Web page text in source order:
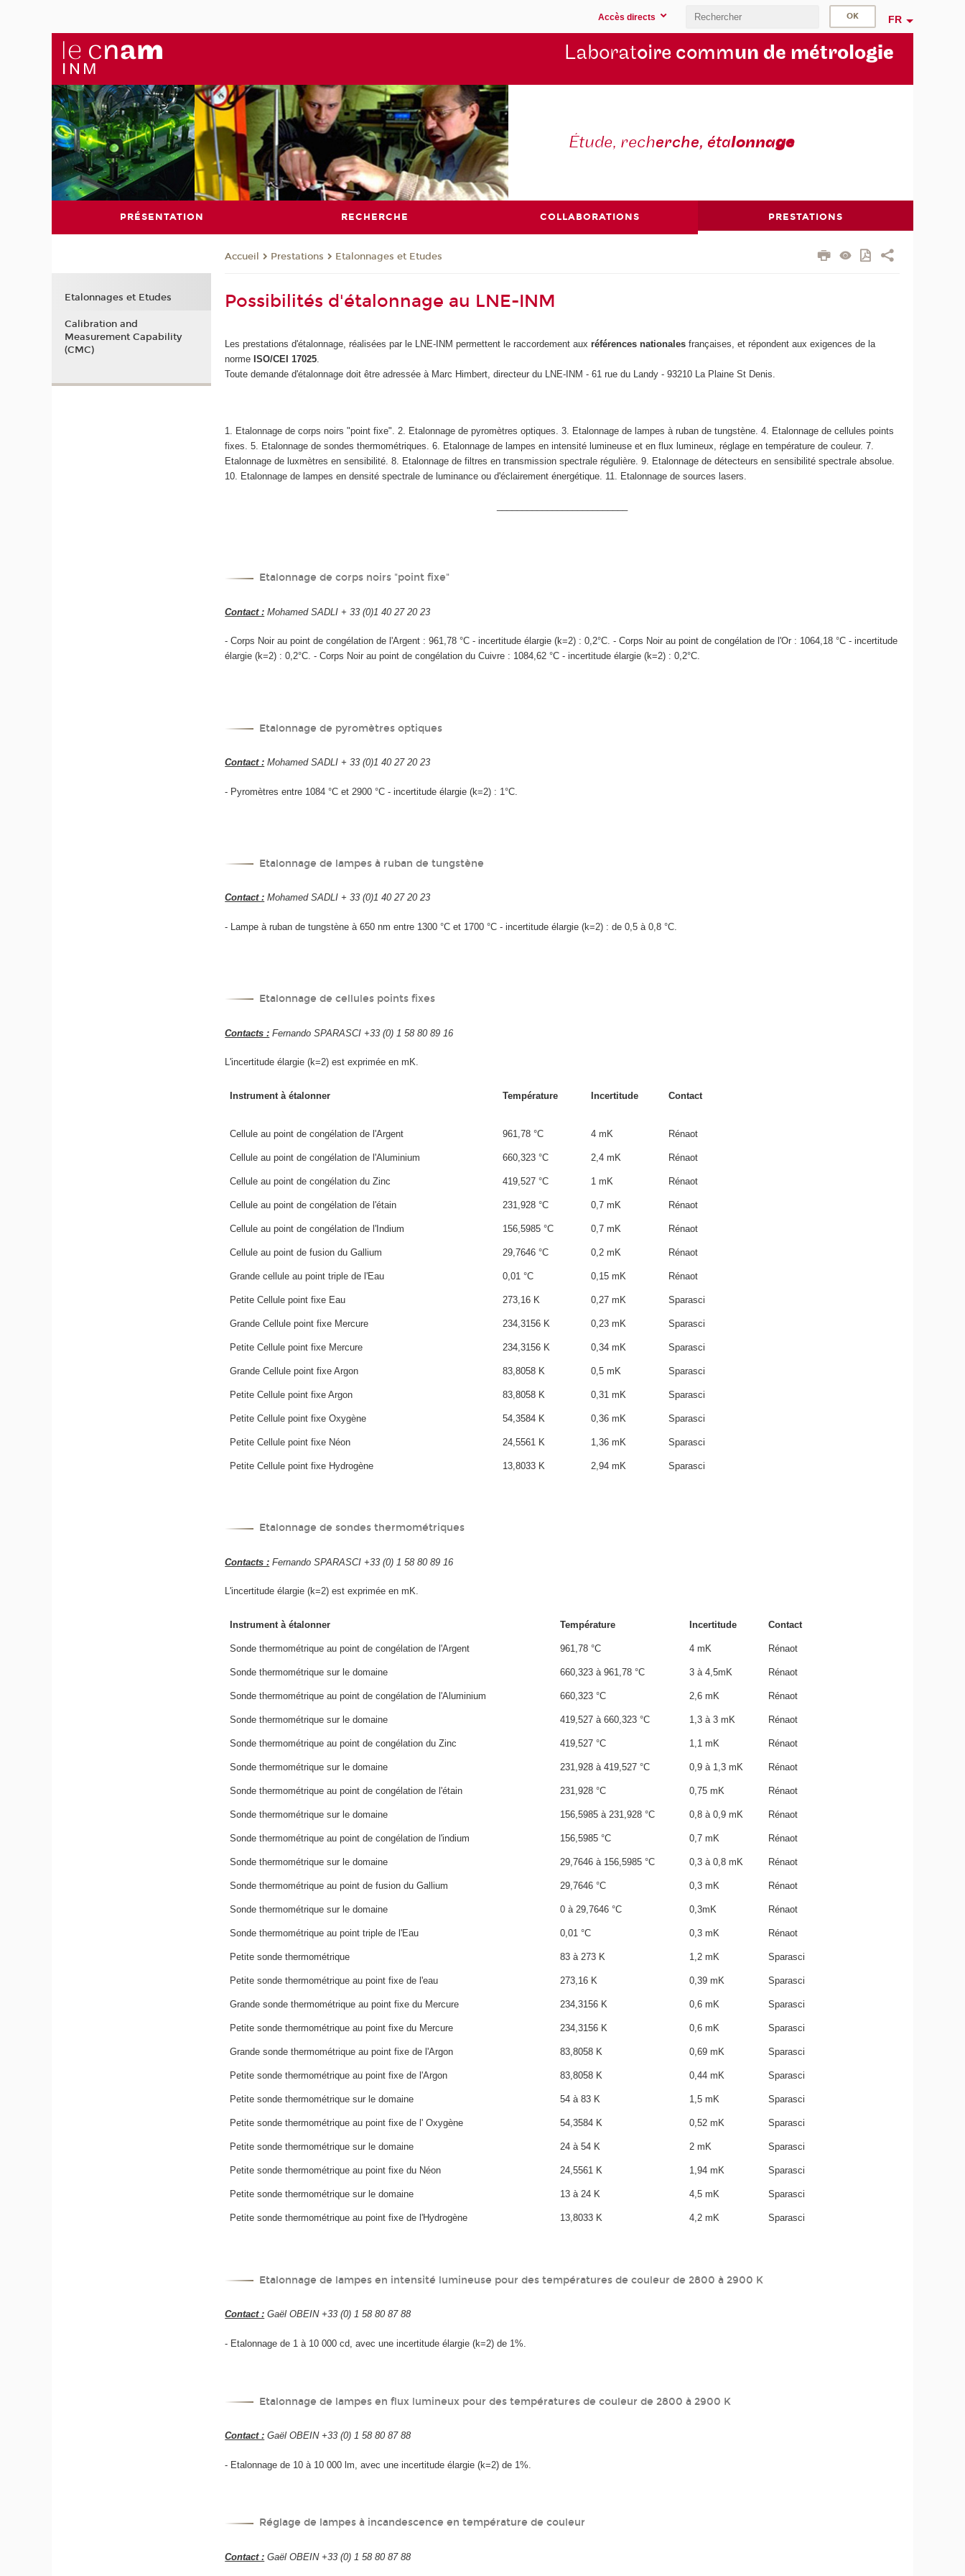
Accès directs FR
Laboratoire commun de métrologie
Étude, recherche, étalonnage
PRÉSENTATION RECHERCHE COLLABORATIONS PRESTATIONS
Accueil Prestations Etalonnages et Etudes
Possibilités d'étalonnage au LNE-INM
Les prestations d'étalonnage, réalisées par le LNE-INM permettent le raccordement auxréférences nationales françaises, et répondent aux exigences de la
norme ISO/CEI 17025
Toute demande d'étalonnage doit être adressée à Marc Himbert, directeur du LNE-INM - 61 rue du Landy - 93210 La Plaine St Denis.
1. Etalonnage de corps noirs "point fixe". 2. Etalonnage de pyromètres optiques. 3. Etalonnage de lampes à ruban de tungstène. 4. Etalonnage de cellules points
fixes. 5. Etalonnage de sondes thermométriques. 6. Etalonnage de lampes en intensité lumineuse et en flux lumineux, réglage en température de couleur. 7.
Etalonnage de luxmètres en sensibilité. 8. Etalonnage de filtres en transmission spectrale régulière. 9. Etalonnage de détecteurs en sensibilité spectrale absolue.
10. Etalonnage de lampes en densité spectrale de luminance ou d'éclairement énergétique. 11. Etalonnage de sources lasers.
Etalonnage de corps noirs "point fixe"
Contact : Mohamed SADLI + 33 (0)1 40 27 20 23
- Corps Noir au point de congélation de l'Argent : 961,78 °C - incertitude élargie (k=2) : 0,2°C. - Corps Noir au point de congélation de l'Or : 1064,18 °C - incertitude
élargie (k=2) : 0,2°C. - Corps Noir au point de congélation du Cuivre : 1084,62 °C - incertitude élargie (k=2) : 0,2°C.
Etalonnage de pyromètres optiques
Contact : Mohamed SADLI + 33 (0)1 40 27 20 23
- Pyromètres entre 1084 °C et 2900 °C - incertitude élargie (k=2) : 1°C.
Etalonnage de lampes à ruban de tungstène
Contact : Mohamed SADLI + 33 (0)1 40 27 20 23
- Lampe à ruban de tungstène à 650 nm entre 1300 °C et 1700 °C - incertitude élargie (k=2) : de 0,5 à 0,8 °C.
Etalonnage de cellules points fixes
Contacts : Fernando SPARASCI +33 (0) 1 58 80 89 16
L'incertitude élargie (k=2) est exprimée en mK.
Instrument à étalonner Température Incertitude Contact
Cellule au point de congélation de l'Argent 961,78 °C 4 mK Rénaot
Cellule au point de congélation de l'Aluminium 660,323 °C 2,4 mK Rénaot
Cellule au point de congélation du Zinc 419,527 °C 1 mK Rénaot
Cellule au point de congélation de l'étain 231,928 °C 0,7 mK Rénaot
Cellule au point de congélation de l'Indium 156,5985 °C 0,7 mK Rénaot
Cellule au point de fusion du Gallium 29,7646 °C 0,2 mK Rénaot
Grande cellule au point triple de l'Eau 0,01 °C 0,15 mK Rénaot
Petite Cellule point fixe Eau 273,16 K 0,27 mK Sparasci
Grande Cellule point fixe Mercure 234,3156 K 0,23 mK Sparasci
Petite Cellule point fixe Mercure 234,3156 K 0,34 mK Sparasci
Grande Cellule point fixe Argon 83,8058 K 0,5 mK Sparasci
Petite Cellule point fixe Argon 83,8058 K 0,31 mK Sparasci
Petite Cellule point fixe Oxygène 54,3584 K 0,36 mK Sparasci
Petite Cellule point fixe Néon 24,5561 K 1,36 mK Sparasci
Petite Cellule point fixe Hydrogène 13,8033 K 2,94 mK Sparasci
Etalonnage de sondes thermométriques
Contacts : Fernando SPARASCI +33 (0) 1 58 80 89 16
L'incertitude élargie (k=2) est exprimée en mK.
Instrument à étalonner Température Incertitude Contact
Sonde thermométrique au point de congélation de l'Argent 961,78 °C 4 mK Rénaot
Sonde thermométrique sur le domaine 660,323 à 961,78 °C 3 à 4,5mK Rénaot
Sonde thermométrique au point de congélation de l'Aluminium 660,323 °C 2,6 mK Rénaot
Sonde thermométrique sur le domaine 419,527 à 660,323 °C 1,3 à 3 mK Rénaot
Sonde thermométrique au point de congélation du Zinc 419,527 °C 1,1 mK Rénaot
Sonde thermométrique sur le domaine 231,928 à 419,527 °C 0,9 à 1,3 mK Rénaot
Sonde thermométrique au point de congélation de l'étain 231,928 °C 0,75 mK Rénaot
Sonde thermométrique sur le domaine 156,5985 à 231,928 °C 0,8 à 0,9 mK Rénaot
Sonde thermométrique au point de congélation de l'indium 156,5985 °C 0,7 mK Rénaot
Sonde thermométrique sur le domaine 29,7646 à 156,5985 °C 0,3 à 0,8 mK Rénaot
Sonde thermométrique au point de fusion du Gallium 29,7646 °C 0,3 mK Rénaot
Sonde thermométrique sur le domaine 0 à 29,7646 °C 0,3mK Rénaot
Sonde thermométrique au point triple de l'Eau 0,01 °C 0,3 mK Rénaot
Petite sonde thermométrique 83 à 273 K 1,2 mK Sparasci
Petite sonde thermométrique au point fixe de l'eau 273,16 K 0,39 mK Sparasci
Grande sonde thermométrique au point fixe du Mercure 234,3156 K 0,6 mK Sparasci
Petite sonde thermométrique au point fixe du Mercure 234,3156 K 0,6 mK Sparasci
Grande sonde thermométrique au point fixe de l'Argon 83,8058 K 0,69 mK Sparasci
Petite sonde thermométrique au point fixe de l'Argon 83,8058 K 0,44 mK Sparasci
Petite sonde thermométrique sur le domaine 54 à 83 K 1,5 mK Sparasci
Petite sonde thermométrique au point fixe de l' Oxygène 54,3584 K 0,52 mK Sparasci
Petite sonde thermométrique sur le domaine 24 à 54 K 2 mK Sparasci
Petite sonde thermométrique au point fixe du Néon 24,5561 K 1,94 mK Sparasci
Petite sonde thermométrique sur le domaine 13 à 24 K 4,5 mK Sparasci
Petite sonde thermométrique au point fixe de l'Hydrogène 13,8033 K 4,2 mK Sparasci
Etalonnage de lampes en intensité lumineuse pour des températures de couleur de 2800 à 2900 K
Contact : Gaël OBEIN +33 (0) 1 58 80 87 88
- Etalonnage de 1 à 10 000 cd, avec une incertitude élargie (k=2) de 1%.
Etalonnage de lampes en flux lumineux pour des températures de couleur de 2800 à 2900 K
Contact : Gaël OBEIN +33 (0) 1 58 80 87 88
- Etalonnage de 10 à 10 000 lm, avec une incertitude élargie (k=2) de 1%.
Réglage de lampes à incandescence en température de couleur
Contact : Gaël OBEIN +33 (0) 1 58 80 87 88
Etalonnages et Etudes
Calibration and
Measurement Capability
(CMC)